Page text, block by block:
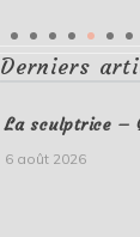
Derniers
La sculptrice –
6 août 2026